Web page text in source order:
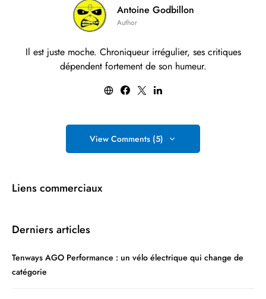
Antoine Godbillon
Author
Il est juste moche. Chroniqueur irrégulier, ses critiques
dépendent fortement de son humeur.
View Comments (5)
Liens commerciaux
Derniers articles
Tenways AGO Performance : un vélo électrique qui change de
catégorie